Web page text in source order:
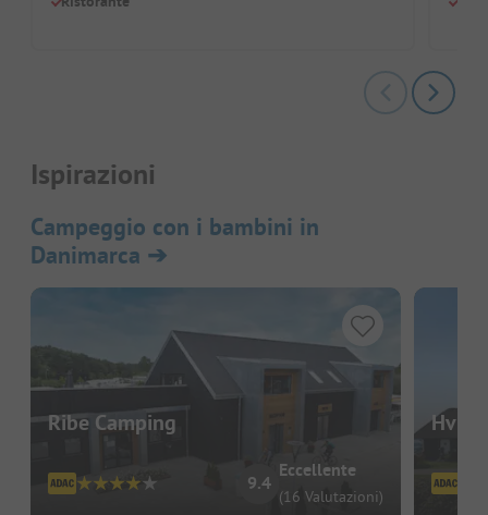
Ispirazioni
Campeggio con i bambini in
Danimarca ➔
Ribe Camping
9.4
Eccellente
(16 Valutazioni)